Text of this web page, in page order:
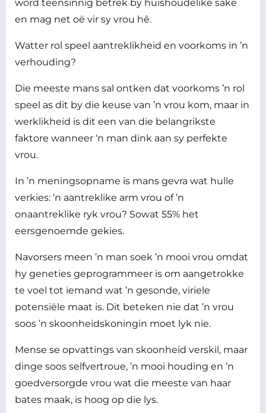
word teensinnig betrek by huishoudelike sake
en mag net oë vir sy vrou hê.
Watter rol speel aantreklikheid en voorkoms in ’n
verhouding?
Die meeste mans sal ontken dat voorkoms ’n rol
speel as dit by die keuse van ’n vrou kom, maar in
werklikheid is dit een van die belangrikste
faktore wanneer ‘n man dink aan sy perfekte
vrou.
In ’n meningsopname is mans gevra wat hulle
verkies: ’n aantreklike arm vrou of ’n
onaantreklike ryk vrou? Sowat 55% het
eersgenoemde gekies.
Navorsers meen ’n man soek ’n mooi vrou omdat
hy geneties geprogrammeer is om aangetrokke
te voel tot iemand wat ’n gesonde, viriele
potensiële maat is. Dit beteken nie dat ’n vrou
soos ’n skoonheidskoningin moet lyk nie.
Mense se opvattings van skoonheid verskil, maar
dinge soos selfvertroue, ’n mooi houding en ’n
goedversorgde vrou wat die meeste van haar
bates maak, is hoog op die lys.